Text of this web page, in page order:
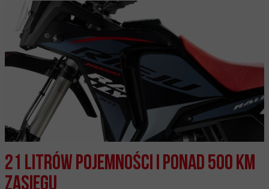
21 litrów pojemności i ponad 500 km
zasięgu